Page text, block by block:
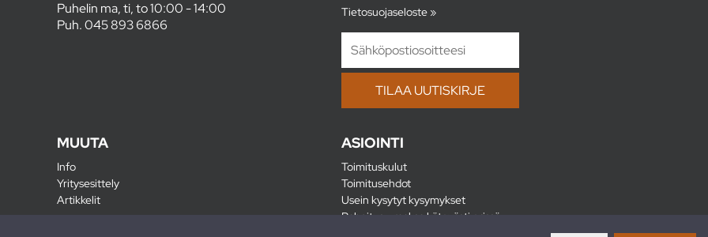
Puhelin ma, ti, to 10:00 - 14:00
Puh.045 893 6866
Tietosuojaseloste »
MUUTA
Info
Yritysesittely
Artikkelit
ASIOINTI
Toimituskulut
Toimitusehdot
Usein kysytyt kysymykset
Rahoitus - maksa kätevästi erissä